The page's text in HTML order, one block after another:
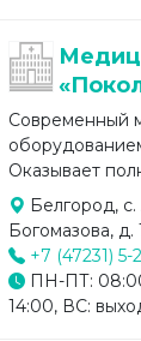
Современный
Оказывает
Белгород, с.
Богомазова, д.
+7 (47231) 5-
ПН-ПТ:
14:00, ВС: